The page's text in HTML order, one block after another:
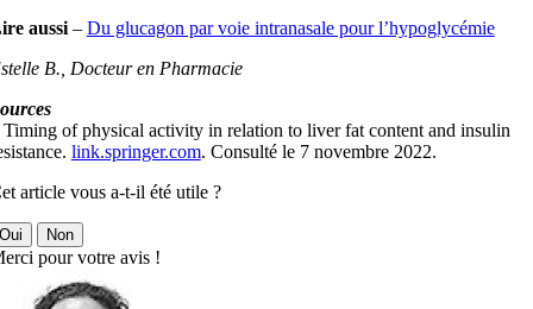
aussi– Du glucagon par voie intranasale pour l’hypoglycémie
B., Docteur en Pharmacie
Timing of physical activity in relation to liver fat content and insulin
link.springer.com. Consulté le 7 novembre 2022.
article vous a-t-il été utile ?
Non
pour votre avis !